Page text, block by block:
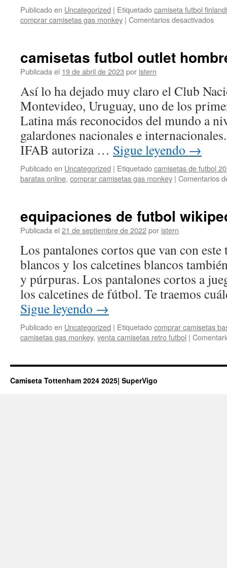
Publicado en Uncategorized | Etiquetadocamiseta futbol
comprar camisetas gas monkey | Comentarios desactivadosen
nfl
camisetas futbol outlet
Publicada el 19 de abril de 2023 por istern
Así lo ha dejado muy claro el Club
Montevideo, Uruguay, uno de los
Latina más reconocidos del mundo a
galardones nacionales e
IFAB autoriza … Sigue leyendo →
Publicado en Uncategorized | Etiquetadocamisetas de futbol
baratas online, comprar camisetas gas monkey | Comentarios
equipaciones de futbol
Publicada el 21 de septiembre de 2022por istern
Los pantalones cortos que van con este
blancos y los calcetines blancos
y púrpuras. Los pantalones cortos a
los calcetines de fútbol. Te traemos
Sigue leyendo →
Publicado en Uncategorized | Etiquetadocomprar camisetas
camisetas gas monkey, venta camisetas retro futbol |
Camiseta Tottenham 2024 2025| SuperVigo